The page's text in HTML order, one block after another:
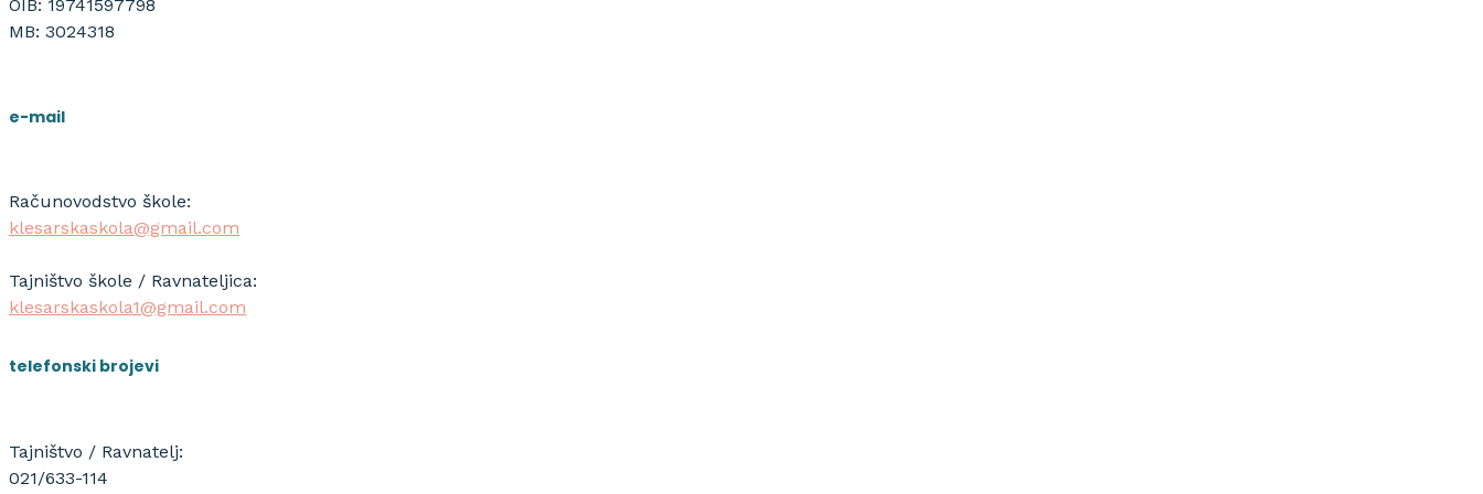
OIB: 19741597798
MB: 3024318
e-mail
Računovodstvo škole:
klesarskaskola@gmail.com
Tajništvo škole / Ravnateljica:
klesarskaskola1@gmail.com
telefonski brojevi
Tajništvo / Ravnatelj:
021/633-114